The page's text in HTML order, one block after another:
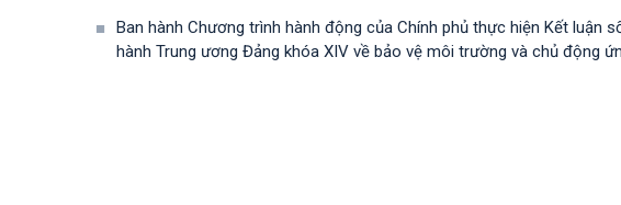
Ban hành Chương trình hành động của Chính phủ thực hiện Kết luận
hành Trung ương Đảng khóa XIV về bảo vệ môi trường và chủ động